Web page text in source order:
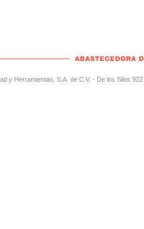
y Herramientas, S.A. de C.V. - De los Silos